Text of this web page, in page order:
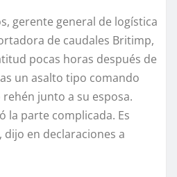
gerente general de logística
de caudales Britimp,
pocas horas después de
un asalto tipo comando
junto a su esposa.
la parte complicada. Es
dijo en declaraciones a